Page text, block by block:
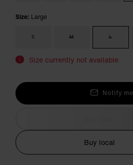
Size: Large
S M L
i Size currently not available
Notify me
Buy local